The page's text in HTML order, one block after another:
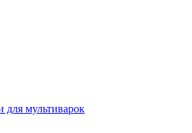
для мультиварок